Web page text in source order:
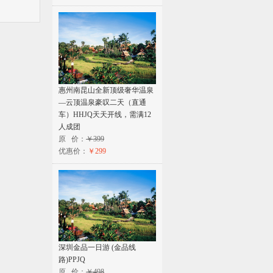
惠州南昆山全新顶级奢华温泉
—云顶温泉豪叹二天（直通
车）HHJQ天天开线，需满12
人成团
原 价： ￥399
优惠价： ￥299
深圳金品一日游 (金品线
路)PPJQ